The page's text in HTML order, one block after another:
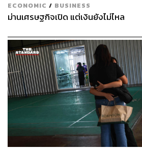
ECONOMIC / BUSINESS
ม่านเศรษฐกิจเปิด แต่เงินยังไม่ไหล